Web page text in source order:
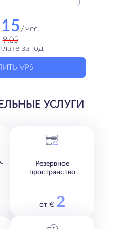
/мес.
9.05
за год
VPS
УСЛУГИ
Резервное
пространство
от € 2